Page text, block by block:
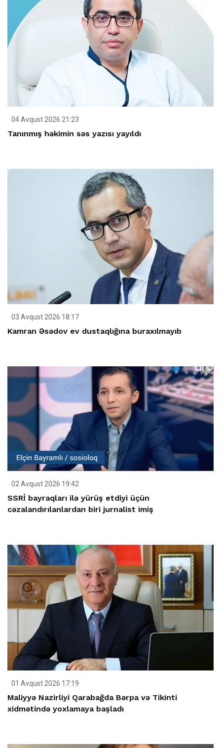
04 Avqust 2026 21:23
Tanınmış həkimin səs yazısı yayıldı
03 Avqust 2026 18:17
Kamran Əsədov ev dustaqlığına buraxılmayıb
02 Avqust 2026 19:42
SSRİ bayraqları ilə yürüş etdiyi üçün
cəzalandırılanlardan biri jurnalist imiş
01 Avqust 2026 17:19
Maliyyə Nazirliyi Qarabağda Bərpa və Tikinti
xidmətində yoxlamaya başladı